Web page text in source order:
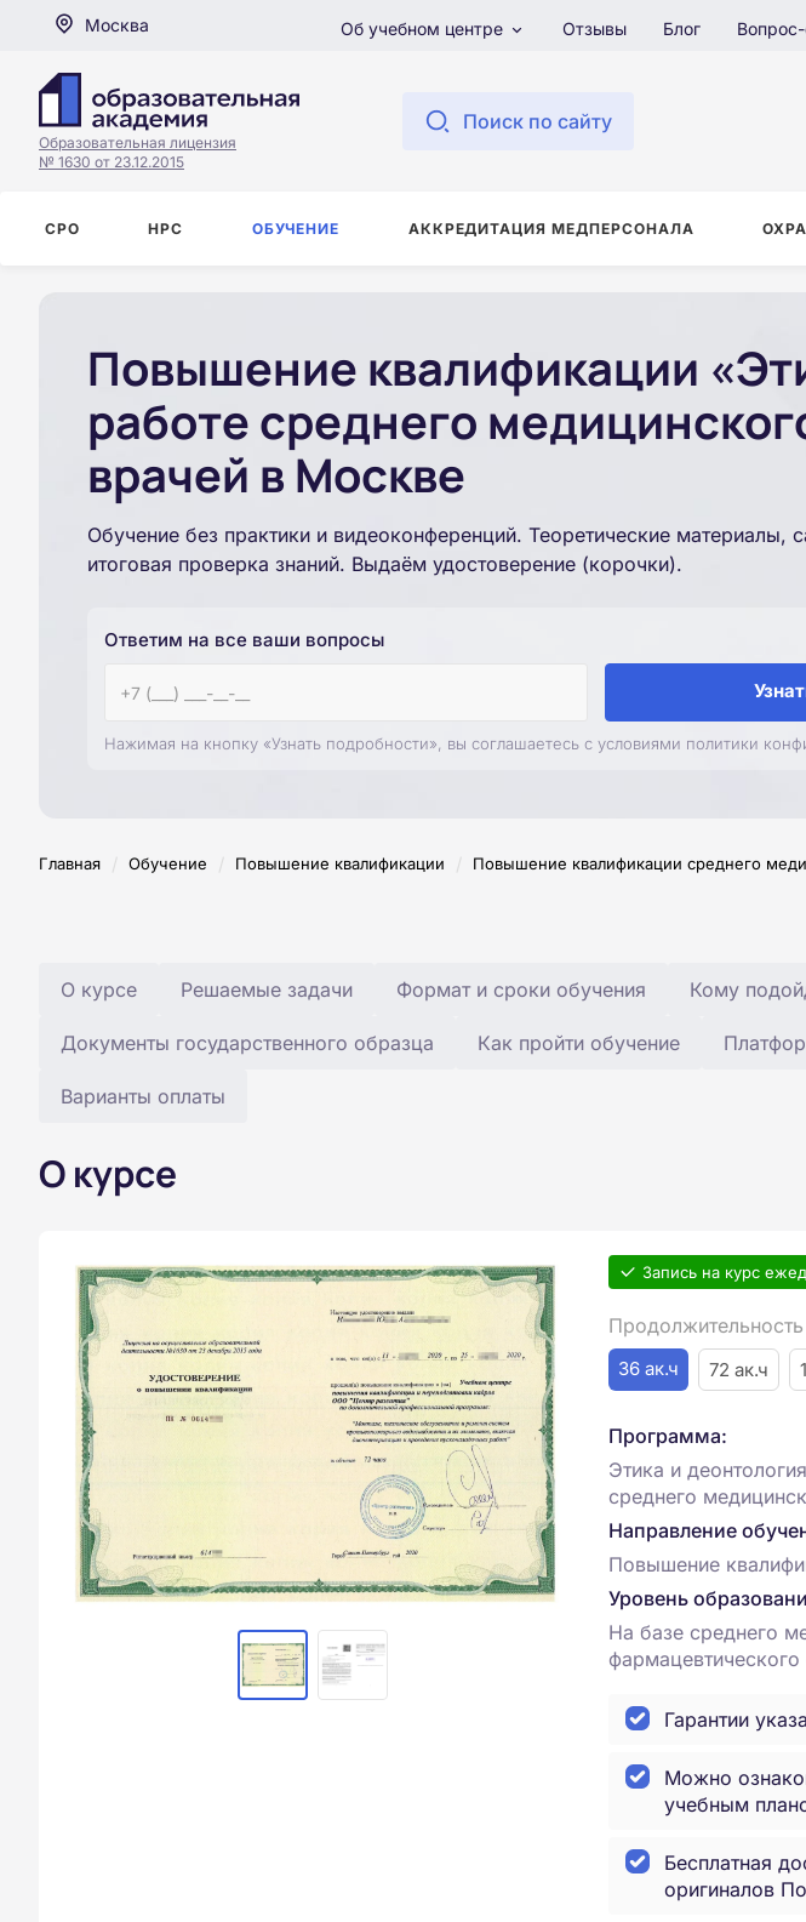
Москва Об учебном центре Отзывы Блог
Образовательная лицензия
№ 1630 от 23.12.2015
Поиск по сайту
СРО НРС ОБУЧЕНИЕ АККРЕДИТАЦИЯ МЕДПЕРСОНАЛА
Повышение квалификации
работе среднего
врачей в Москве
Обучение без практики и видеоконференций. Теоретические материалы,
итоговая проверка знаний. Выдаём удостоверение (корочки).
Ответим на все ваши вопросы
Нажимая на кнопку «Узнать подробности», вы соглашаетесь с условиями политики
Главная / Обучение / Повышение квалификации / Повышение квалификации среднего
О курсе Решаемые задачи Формат и сроки обучения Кому
Документы государственного образца Как пройти обучение
Варианты оплаты
О курсе
Запись на курс
36 ак.ч 72 ак.ч
Программа:
Этика и
среднего
Направление
Повышение
Уровень
На базе среднего
Гарантии
Можно
учебным
Бесплатная
оригиналов